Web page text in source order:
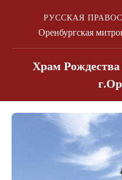
РУССКАЯ
Оренбургская
Храм